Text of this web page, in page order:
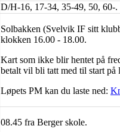
D/H-16, 17-34, 35-49, 50, 60-.
Solbakken (Svelvik IF sitt
klokken 16.00 - 18.00.
Kart som ikke blir hentet på
betalt vil bli tatt med til start på
Løpets PM kan du laste ned:
08.45 fra Berger skole.